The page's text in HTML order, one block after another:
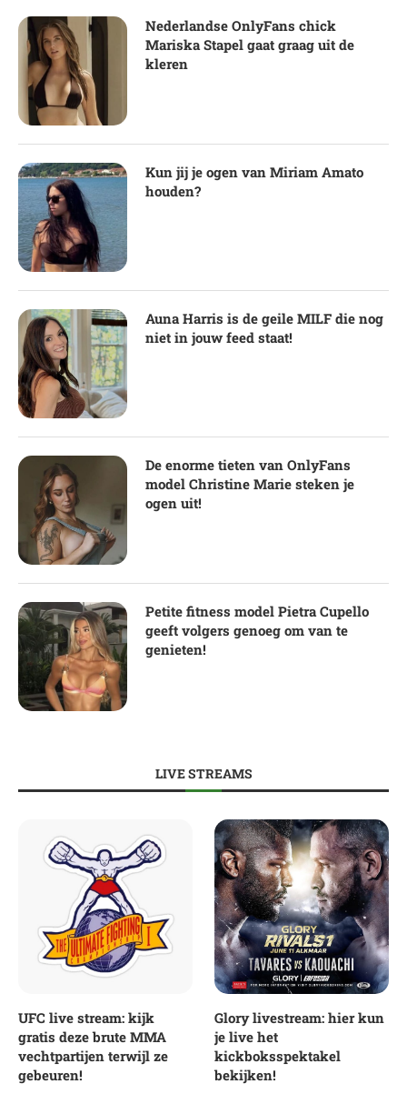
Nederlandse OnlyFans chick
Mariska Stapel gaat graag uit de
kleren
Kun jij je ogen van Miriam Amato
houden?
Auna Harris is de geile MILF die nog
niet in jouw feed staat!
De enorme tieten van OnlyFans
model Christine Marie steken je
ogen uit!
Petite fitness model Pietra Cupello
geeft volgers genoeg om van te
genieten!
LIVE STREAMS
UFC live stream: kijk
gratis deze brute MMA
vechtpartijen terwijl ze
gebeuren!
Glory livestream: hier kun
je live het
kickboksspektakel
bekijken!